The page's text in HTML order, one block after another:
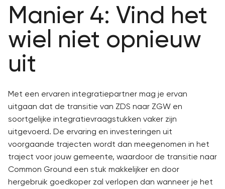
Manier 4: Vind het
wiel niet opnieuw
uit
Met een ervaren integratiepartner mag je ervan
uitgaan dat de transitie van ZDS naar ZGW en
soortgelijke integratievraagstukken vaker zijn
uitgevoerd. De ervaring en investeringen uit
voorgaande trajecten wordt dan meegenomen in het
traject voor jouw gemeente, waardoor de transitie naar
Common Ground een stuk makkelijker en door
hergebruik goedkoper zal verlopen dan wanneer je het